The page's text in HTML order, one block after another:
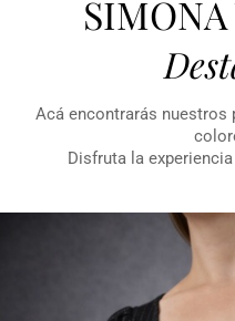
Acá encontrarás nuestros
Disfruta la